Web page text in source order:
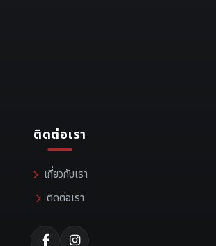
ติดต่อเรา
เกี่ยวกับเรา
ติดต่อเรา